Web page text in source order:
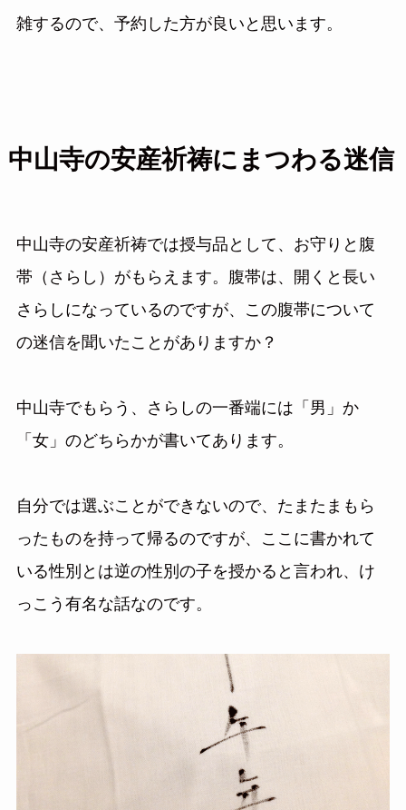
雑するので、予約した方が良いと思います。
中山寺の安産祈祷にまつわる迷信
中山寺の安産祈祷では授与品として、お守りと腹
帯（さらし）がもらえます。腹帯は、開くと長い
さらしになっているのですが、この腹帯について
の迷信を聞いたことがありますか？
中山寺でもらう、さらしの一番端には「男」か
「女」のどちらかが書いてあります。
自分では選ぶことができないので、たまたまもら
ったものを持って帰るのですが、
ここに書かれて
いる性別とは逆の性別の子を授かる と言われ、け
っこう有名な話なのです。